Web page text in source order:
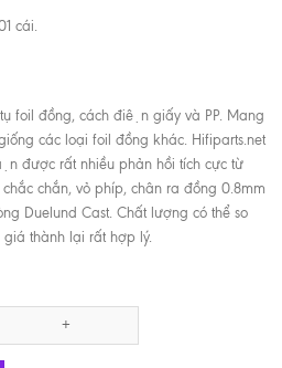
cái.
foil đồng, cách điện giấy và PP. Mang
các loại foil đồng khác. Hifiparts.net
được rất nhiều phản hồi tích cực từ
chắn, vỏ phíp, chân ra đồng 0.8mm
Duelund Cast. Chất lượng có thể so
giá thành lại rất hợp lý.